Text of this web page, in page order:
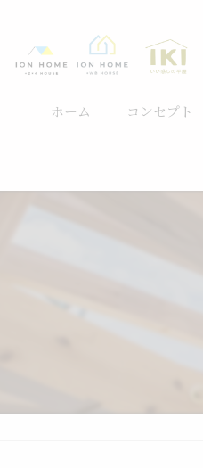
ホーム コンセプト